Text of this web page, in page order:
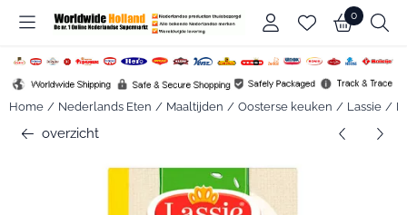
Cookievoorkeuren zijn beschikbaar. Kies instellingen of sta alle
0
Home / Nederlands Eten / Maaltijden / Oosterse keuken / Lassie /
overzicht